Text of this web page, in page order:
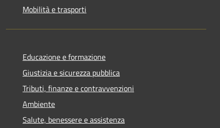
Mobilità e trasporti
Educazione e formazione
Giustizia e sicurezza pubblica
Tributi, finanze e contravvenzioni
Ambiente
Salute, benessere e assistenza